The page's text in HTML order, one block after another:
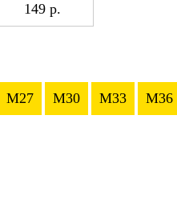
149 р.
M27 M30 M33 M36